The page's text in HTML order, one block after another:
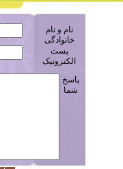
نام و نام
خانوادگی
پست
الکترونیک
پاسخ
شما